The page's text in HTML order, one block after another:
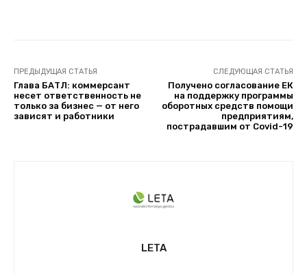
ПРЕДЫДУЩАЯ СТАТЬЯ
Глава БАТЛ: коммерсант
несет ответственность не
только за бизнес — от него
зависят и работники
СЛЕДУЮЩАЯ СТАТЬЯ
Получено согласование ЕК
на поддержку программы
оборотных средств помощи
предприятиям,
пострадавшим от Covid-19
LETA